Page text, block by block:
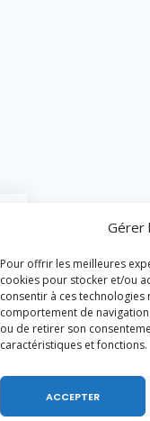
Gérer
Pour offrir les meilleures
cookies pour stocker et/ou
consentir à ces
comportement de
ou de retirer son
caractéristiques et fonctions.
ACCEPTER